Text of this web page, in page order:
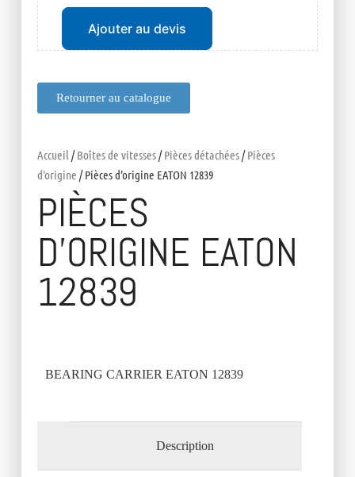
Retourner au catalogue
Accueil /Boîtes de vitesses/Pièces détachées/Pièces
d'origine / Pièces d’origine EATON 12839
PIÈCES
D’ORIGINE EATON
12839
BEARING CARRIER EATON 12839
Description
Ajouter au devis